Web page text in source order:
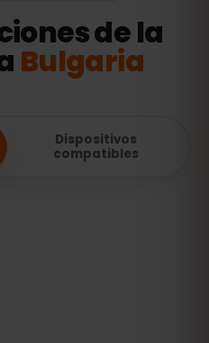
de la
Bulgaria
Dispositivos
compatibles